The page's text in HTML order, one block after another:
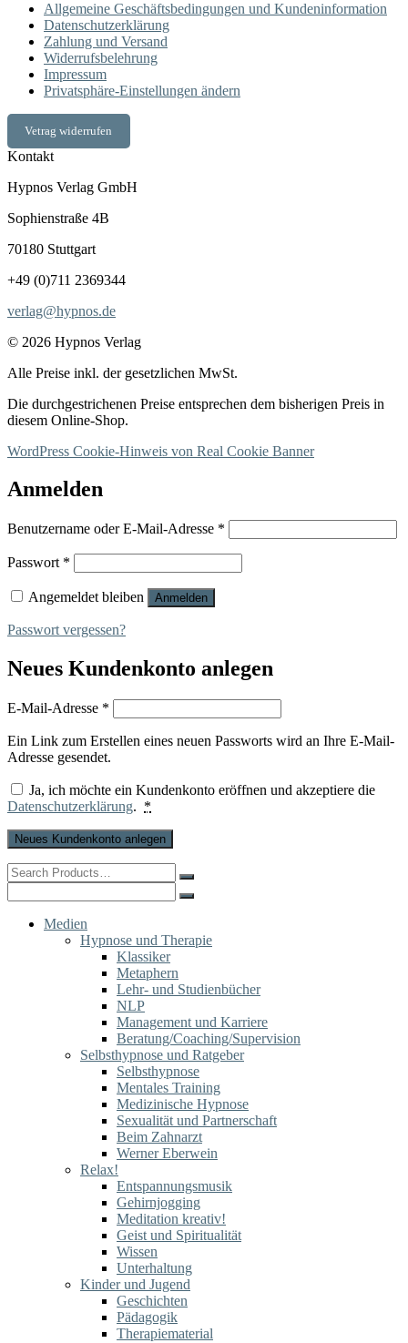
Allgemeine Geschäftsbedingungen und Kundeninformation
Datenschutzerklärung
Zahlung und Versand
Widerrufsbelehrung
Impressum
Privatsphäre-Einstellungen ändern
Vetrag widerrufen
Kontakt
Hypnos Verlag GmbH
Sophienstraße 4B
70180 Stuttgart
+49 (0)711 2369344
verlag@hypnos.de
© 2026 Hypnos Verlag
Alle Preise inkl. der gesetzlichen MwSt.
Die durchgestrichenen Preise entsprechen dem bisherigen Preis in
diesem Online-Shop.
WordPress Cookie-Hinweis von Real Cookie Banner
Anmelden
Benutzername oder E-Mail-Adresse *
Passwort *
Angemeldet bleiben Anmelden
Passwort vergessen?
Neues Kundenkonto anlegen
E-Mail-Adresse *
Ein Link zum Erstellen eines neuen Passworts wird an Ihre E-Mail-
Adresse gesendet.
Ja, ich möchte ein Kundenkonto eröffnen und akzeptiere die
Datenschutzerklärung. *
Neues Kundenkonto anlegen
Search
for:
for:
Medien
Hypnose und Therapie
Klassiker
Metaphern
Lehr- und Studienbücher
NLP
Management und Karriere
Beratung/Coaching/Supervision
Selbsthypnose und Ratgeber
Selbsthypnose
Mentales Training
Medizinische Hypnose
Sexualität und Partnerschaft
Beim Zahnarzt
Werner Eberwein
Relax!
Entspannungsmusik
Gehirnjogging
Meditation kreativ!
Geist und Spiritualität
Wissen
Unterhaltung
Kinder und Jugend
Geschichten
Pädagogik
Therapiematerial